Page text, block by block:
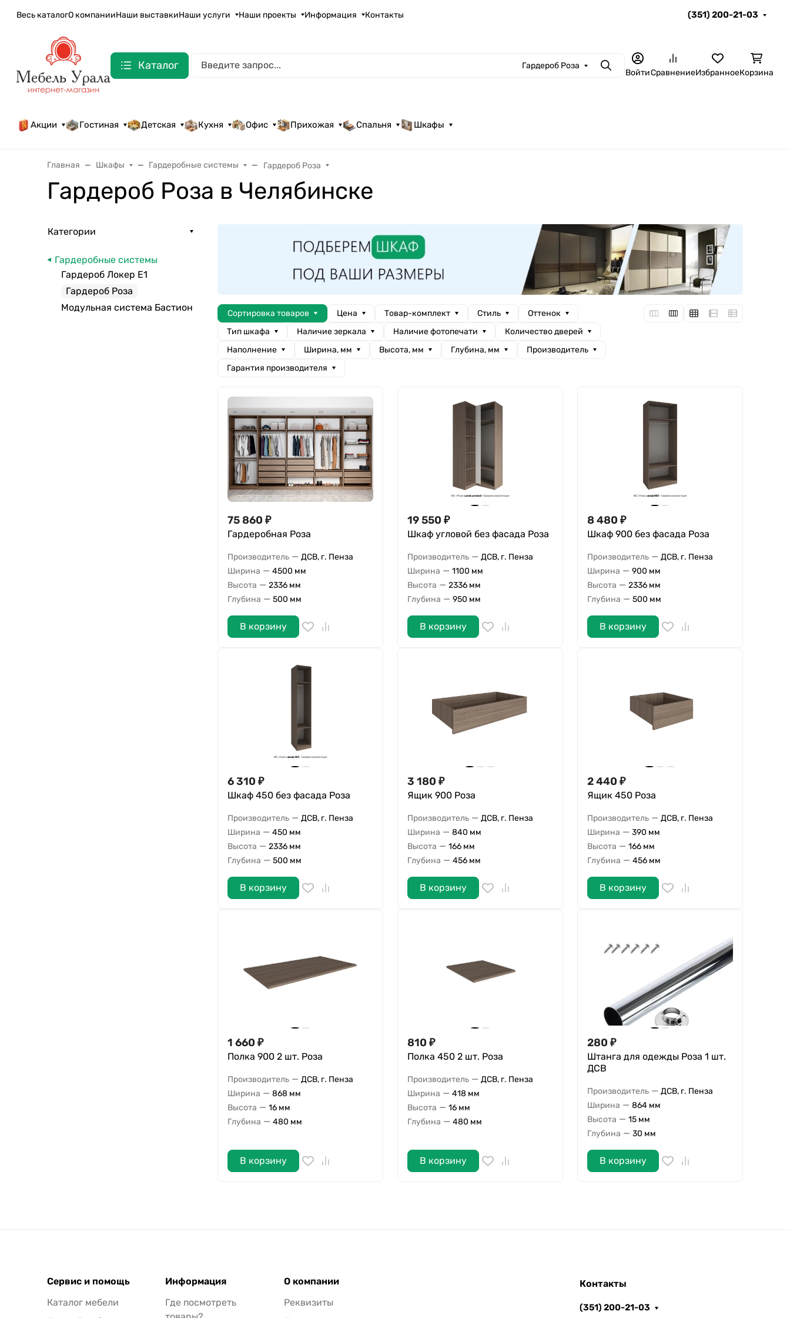
Весь каталогО компанииНаши выставкиНаши услуги Наши проекты Информация Контакты (351) 200-21-03
Каталог Гардероб Роза ПоискВойтиСравнениеИзбранноеКорзина
Акции Гостиная Детская Кухня Офис Прихожая Спальня Шкафы
Главная Шкафы Гардеробные системы Гардероб Роза
Гардероб Роза в Челябинске
Категории
Гардеробные системы
Гардероб Локер Е1
Гардероб Роза
Модульная система Бастион
Сортировка товаров Цена Товар-комплект Стиль
Оттенок
Тип шкафа
Наличие зеркала Наличие фотопечати
Количество дверей
Наполнение
Ширина, мм Высота, мм Глубина, мм
Производитель
Гарантия производителя
75 860 ₽
Гардеробная Роза
Производитель — ДСВ, г. Пенза
Ширина — 4500 мм
Высота — 2336 мм
Глубина — 500 мм
В корзину
19 550 ₽
Шкаф угловой без фасада Роза
Производитель — ДСВ, г. Пенза
Ширина — 1100 мм
Высота — 2336 мм
Глубина — 950 мм
В корзину
8 480 ₽
Шкаф 900 без фасада Роза
Производитель — ДСВ, г. Пенза
Ширина — 900 мм
Высота — 2336 мм
Глубина — 500 мм
В корзину
6 310 ₽
Шкаф 450 без фасада Роза
Производитель — ДСВ, г. Пенза
Ширина — 450 мм
Высота — 2336 мм
Глубина — 500 мм
В корзину
3 180 ₽
Ящик 900 Роза
Производитель — ДСВ, г. Пенза
Ширина — 840 мм
Высота — 166 мм
Глубина — 456 мм
В корзину
2 440 ₽
Ящик 450 Роза
Производитель — ДСВ, г. Пенза
Ширина — 390 мм
Высота — 166 мм
Глубина — 456 мм
В корзину
1 660 ₽
Полка 900 2 шт. Роза
Производитель — ДСВ, г. Пенза
Ширина — 868 мм
Высота — 16 мм
Глубина — 480 мм
В корзину
810 ₽
Полка 450 2 шт. Роза
Производитель — ДСВ, г. Пенза
Ширина — 418 мм
Высота — 16 мм
Глубина — 480 мм
В корзину
280 ₽
Штанга для одежды Роза 1 шт.
ДСВ
Производитель — ДСВ, г. Пенза
Ширина — 864 мм
Высота — 15 мм
Глубина — 30 мм
В корзину
Сервис и помощь
Каталог мебели
Информация
Где посмотреть
О компании
Реквизиты
Контакты
(351) 200-21-03